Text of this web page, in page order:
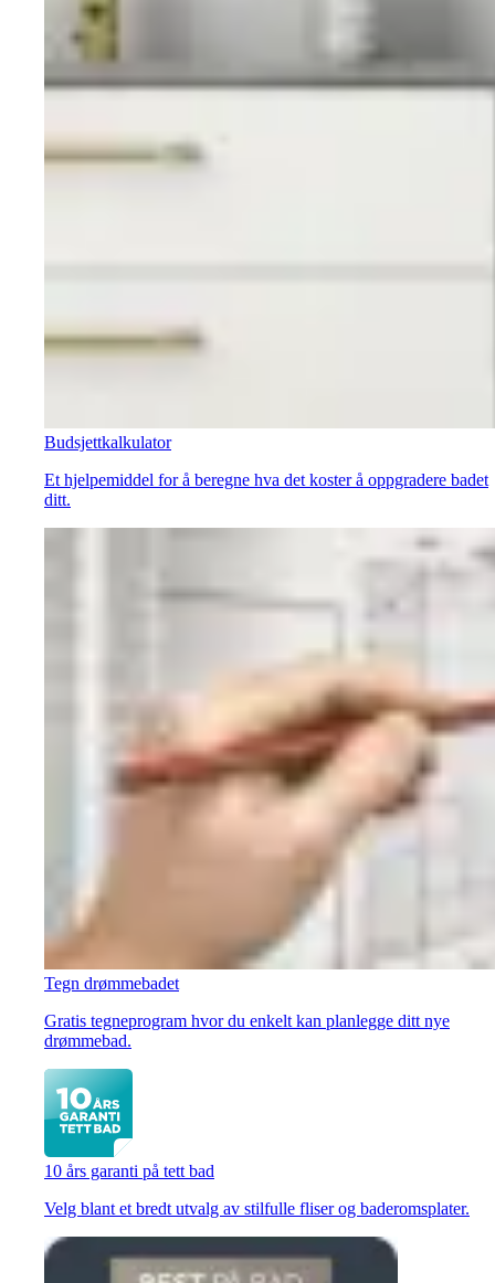
Budsjettkalkulator
Et hjelpemiddel for å beregne hva det koster å oppgradere badet
ditt.
Tegn drømmebadet
Gratis tegneprogram hvor du enkelt kan planlegge ditt nye
drømmebad.
10 års garanti på tett bad
Velg blant et bredt utvalg av stilfulle fliser og baderomsplater.